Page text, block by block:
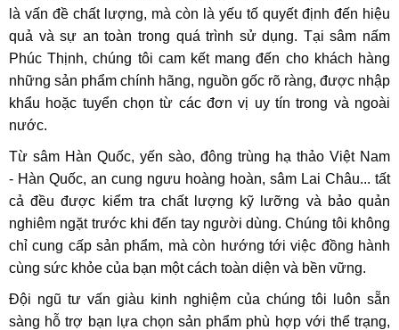
là vấn đề chất lượng, mà còn là yếu tố quyết định đến hiệu
quả và sự an toàn trong quá trình sử dụng. Tại sâm nấm
Phúc Thịnh, chúng tôi cam kết mang đến cho khách hàng
những sản phẩm chính hãng, nguồn gốc rõ ràng, được nhập
khẩu hoặc tuyển chọn từ các đơn vị uy tín trong và ngoài
nước.
Từ sâm Hàn Quốc, yến sào, đông trùng hạ thảo Việt Nam
- Hàn Quốc, an cung ngưu hoàng hoàn, sâm Lai Châu... tất
cả đều được kiểm tra chất lượng kỹ lưỡng và bảo quản
nghiêm ngặt trước khi đến tay người dùng. Chúng tôi không
chỉ cung cấp sản phẩm, mà còn hướng tới việc đồng hành
cùng sức khỏe của bạn một cách toàn diện và bền vững.
Đội ngũ tư vấn giàu kinh nghiệm của chúng tôi luôn sẵn
sàng hỗ trợ bạn lựa chọn sản phẩm phù hợp với thể trạng,